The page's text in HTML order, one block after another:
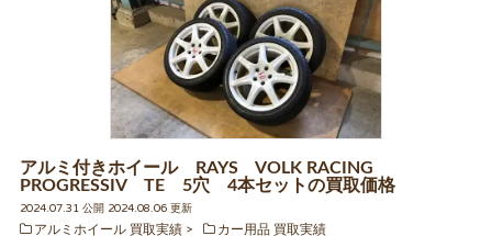
アルミ付きホイール RAYS VOLK RACING
PROGRESSIV TE 5穴 4本セットの買取価格
2024.07.31 公開 2024.08.06 更新
アルミホイール 買取実績
カー用品 買取実績